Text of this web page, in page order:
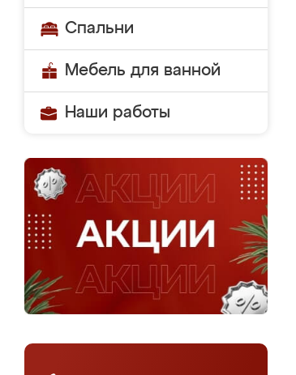
Спальни
Мебель для ванной
Наши работы